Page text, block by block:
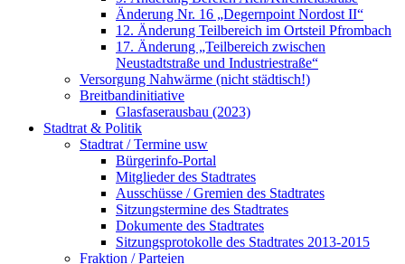
Änderung Nr. 16 „Degernpoint Nordost II“
12. Änderung Teilbereich im Ortsteil Pfrombach
17. Änderung „Teilbereich zwischen
Neustadtstraße und Industriestraße“
Versorgung Nahwärme (nicht städtisch!)
Breitbandinitiative
Glasfaserausbau (2023)
Stadtrat & Politik
Stadtrat / Termine usw
Bürgerinfo-Portal
Mitglieder des Stadtrates
Ausschüsse / Gremien des Stadtrates
Sitzungstermine des Stadtrates
Dokumente des Stadtrates
Sitzungsprotokolle des Stadtrates 2013-2015
Fraktion / Parteien